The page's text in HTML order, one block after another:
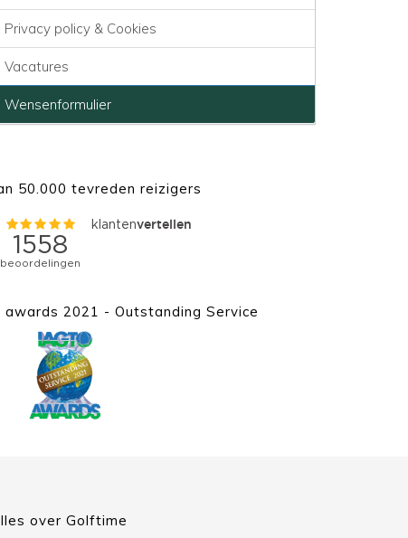
Privacy policy & Cookies
Vacatures
Wensenformulier
50.000 tevreden reizigers
2021 - Outstanding Service
over Golftime